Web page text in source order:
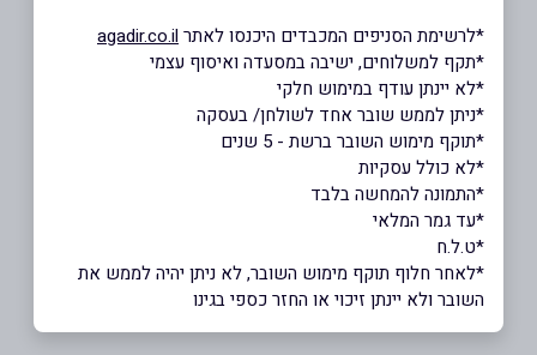
*לרשימת הסניפים המכבדים היכנסו לאתרagadir.co.il
*תקף למשלוחים, ישיבה במסעדה ואיסוף עצמי
*לא יינתן עודף במימוש חלקי
*ניתן לממש שובר אחד לשולחן/ בעסקה
*תוקף מימוש השובר ברשת - 5 שנים
*לא כולל עסקיות
*התמונה להמחשה בלבד
*עד גמר המלאי
*ט.ל.ח
*לאחר חלוף תוקף מימוש השובר, לא ניתן יהיה לממש את
השובר ולא יינתן זיכוי או החזר כספי בגינו